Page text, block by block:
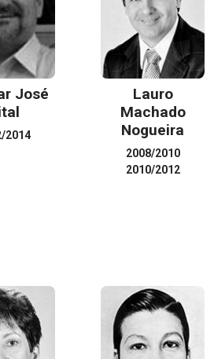
José
2014
Lauro
Machado
Nogueira
2008/2010
2010/2012